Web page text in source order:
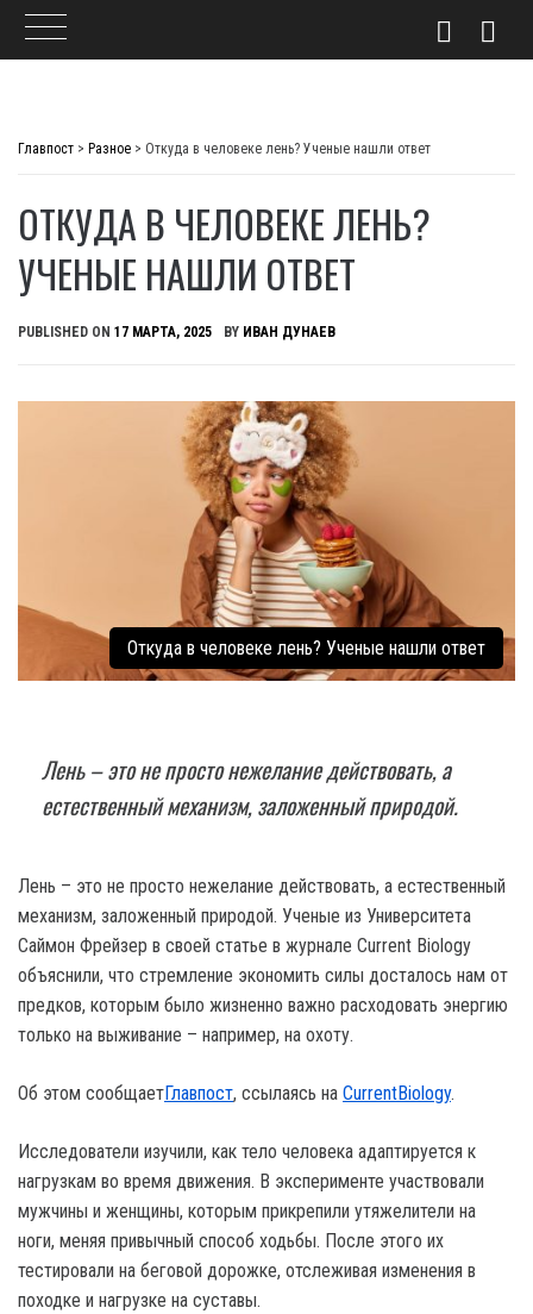
Главпост > Разное > Откуда в человеке лень? Ученые нашли ответ
ОТКУДА В ЧЕЛОВЕКЕ ЛЕНЬ?
УЧЕНЫЕ НАШЛИ ОТВЕТ
PUBLISHED ON 17 МАРТА, 2025 BY ИВАН ДУНАЕВ
Откуда в человеке лень? Ученые нашли ответ
Лень – это не просто нежелание действовать, а
естественный механизм, заложенный природой.
Лень – это не просто нежелание действовать, а естественный
механизм, заложенный природой. Ученые из Университета
Саймон Фрейзер в своей статье в журнале Current Biology
объяснили, что стремление экономить силы досталось нам от
предков, которым было жизненно важно расходовать энергию
только на выживание – например, на охоту.
Об этом сообщаетГлавпост, ссылаясь на CurrentBiology.
Исследователи изучили, как тело человека адаптируется к
нагрузкам во время движения. В эксперименте участвовали
мужчины и женщины, которым прикрепили утяжелители на
ноги, меняя привычный способ ходьбы. После этого их
тестировали на беговой дорожке, отслеживая изменения в
походке и нагрузке на суставы.